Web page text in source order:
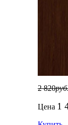
2 820
Цена 1